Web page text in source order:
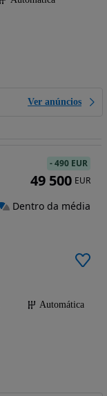
Ver anúncios
Automática
-490 EUR
49 500 EUR
Dentro da média